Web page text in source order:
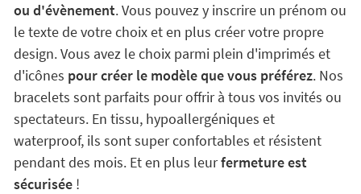
ou d'évènement. Vous pouvez y inscrire un prénom ou
le texte de votre choix et en plus créer votre propre
design. Vous avez le choix parmi plein d'imprimés et
d'icônes pour créer le modèle que vous préférez. Nos
bracelets sont parfaits pour offrir à tous vos invités ou
spectateurs. En tissu, hypoallergéniques et
waterproof, ils sont super confortables et résistent
pendant des mois. Et en plus leurfermeture est
sécurisée!